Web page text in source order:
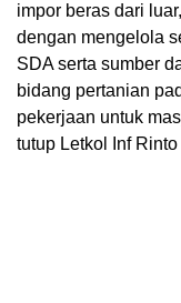
impor beras dari
dengan mengelola
SDA serta sumber
bidang pertanian
pekerjaan untuk
tutup Letkol Inf